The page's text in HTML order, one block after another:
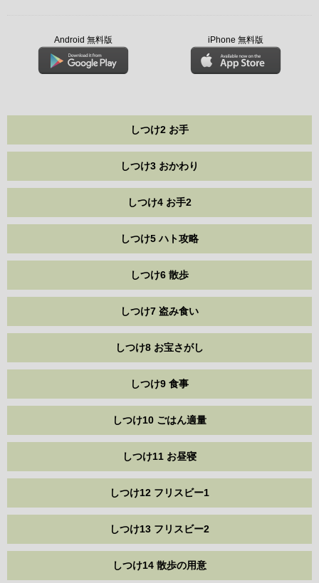
Android 無料版 iPhone 無料版
しつけ2 お手
しつけ3 おかわり
しつけ4 お手2
しつけ5 ハト攻略
しつけ6 散歩
しつけ7 盗み食い
しつけ8 お宝さがし
しつけ9 食事
しつけ10 ごはん適量
しつけ11 お昼寝
しつけ12 フリスビー1
しつけ13 フリスビー2
しつけ14 散歩の用意